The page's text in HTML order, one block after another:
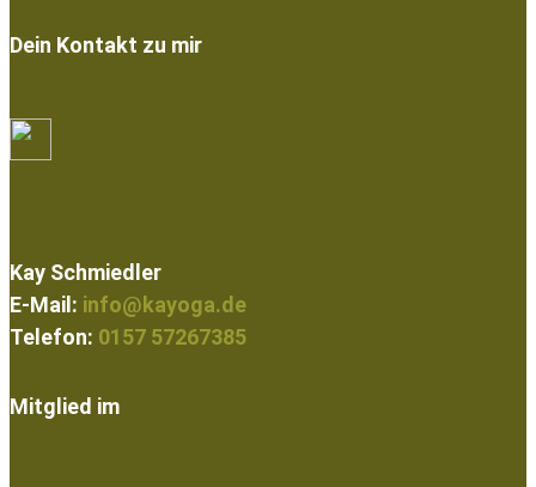
Dein Kontakt zu mir
Kay Schmiedler
E-Mail: info@kayoga.de
Telefon: 0157 57267385
Mitglied im